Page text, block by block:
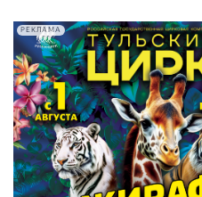
РЕКЛАМА